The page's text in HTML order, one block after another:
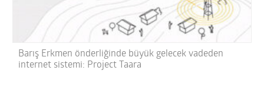
Barış Erkmen önderliğinde büyük gelecek vadeden
internet sistemi: Project Taara